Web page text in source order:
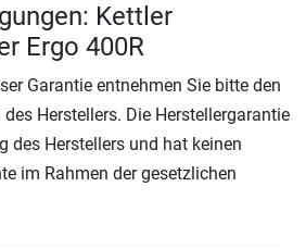
Kettler
Ergo 400R
Garantie entnehmen Sie bitte den
Herstellers. Die Herstellergarantie
des Herstellers und hat keinen
im Rahmen der gesetzlichen